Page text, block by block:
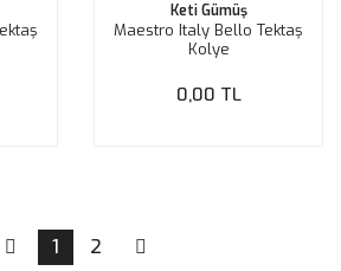
Keti Gümüş
Maestro Italy Bello Tektaş
Kolye
0,00 TL
1 2